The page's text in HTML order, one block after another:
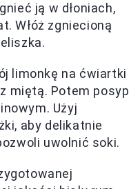
ją w dłoniach,
Włóż zgniecioną
limonkę na ćwiartki
miętą. Potem posyp
Użyj
aby delikatnie
uwolnić soki.